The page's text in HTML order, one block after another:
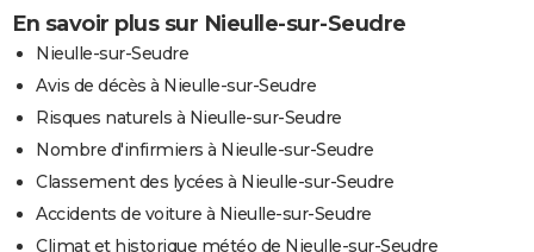
En savoir plus sur Nieulle-sur-Seudre
Nieulle-sur-Seudre
Avis de décès à Nieulle-sur-Seudre
Risques naturels à Nieulle-sur-Seudre
Nombre d'infirmiers à Nieulle-sur-Seudre
Classement des lycées à Nieulle-sur-Seudre
Accidents de voiture à Nieulle-sur-Seudre
Climat et historique météo de Nieulle-sur-Seudre